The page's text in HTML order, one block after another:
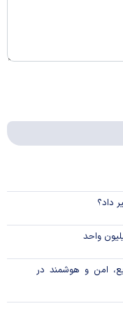
داد؟
امن و هوشمند در